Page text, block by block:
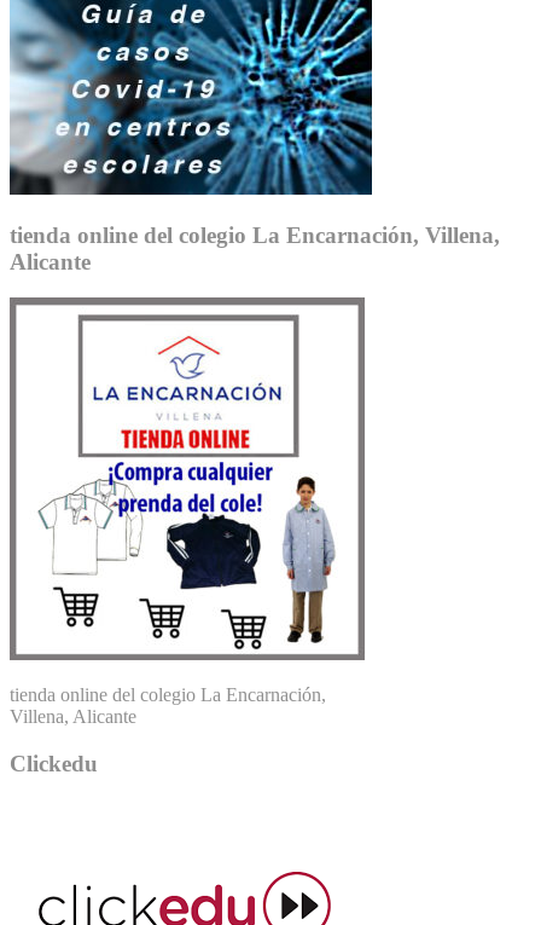
tienda online del colegio La Encarnación, Villena,
Alicante
tienda online del colegio La Encarnación,
Villena, Alicante
Clickedu